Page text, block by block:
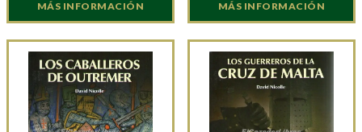
MÁS INFORMACIÓN MÁS INFORMACIÓN